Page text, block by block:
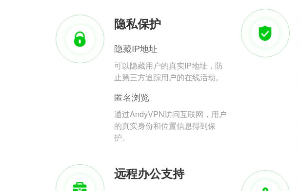
隐私保护
隐藏IP地址
可以隐藏用户的真实IP地址，防
止第三方追踪用户的在线活动。
匿名浏览
通过AndyVPN访问互联网，用户
的真实身份和位置信息得到保
护。
远程办公支持